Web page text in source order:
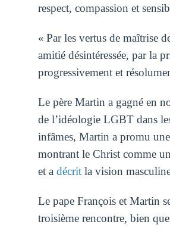
respect, compassion et
« Par les vertus de maîtrise
amitié désintéressée, par la
progressivement et
Le père Martin a gagné en
de l’idéologie LGBT dans
infâmes, Martin a promu
montrant le Christ comme
et a décritla vision
Le pape François et Martin
troisième rencontre, bien